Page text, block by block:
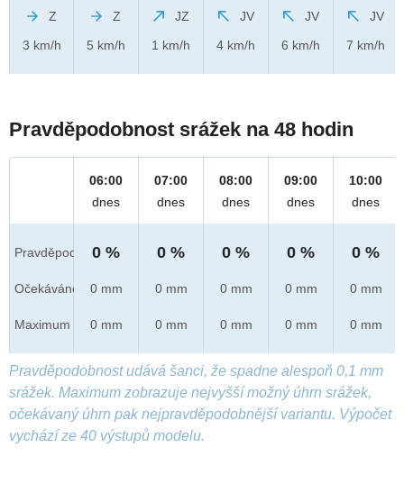
Z
3 km/h
Z
5 km/h
JZ
1 km/h
JV
4 km/h
JV
6 km/h
JV
7 km/h
Pravděpodobnost srážek na 48 hodin
Pravděpod.
Očekáváno
Maximum
06:00
dnes
0 %
0 mm
0 mm
07:00
dnes
0 %
0 mm
0 mm
08:00
dnes
0 %
0 mm
0 mm
09:00
dnes
0 %
0 mm
0 mm
10:00
dnes
0 %
0 mm
0 mm
Pravděpodobnost udává šanci, že spadne alespoň 0,1 mm
srážek. Maximum zobrazuje nejvyšší možný úhrn srážek,
očekávaný úhrn pak nejpravděpodobnější variantu. Výpočet
vychází ze 40 výstupů modelu.